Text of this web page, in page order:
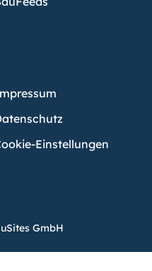
Einstellungen
GmbH